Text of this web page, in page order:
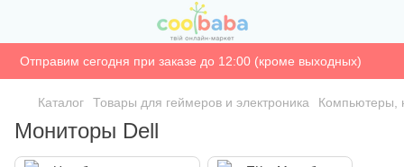
Отправим сегодня при заказе до 12:00 (кроме выходных)
Каталог Товары для геймеров и электроника Компьютеры,
Мониторы Dell